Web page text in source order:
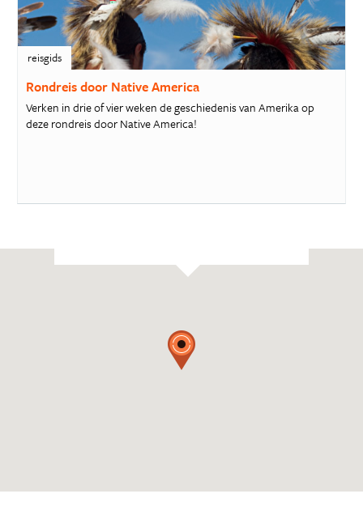
reisgids
Rondreis door Native America
Verken in drie of vier weken de geschiedenis van Amerika op
deze rondreis door Native America!